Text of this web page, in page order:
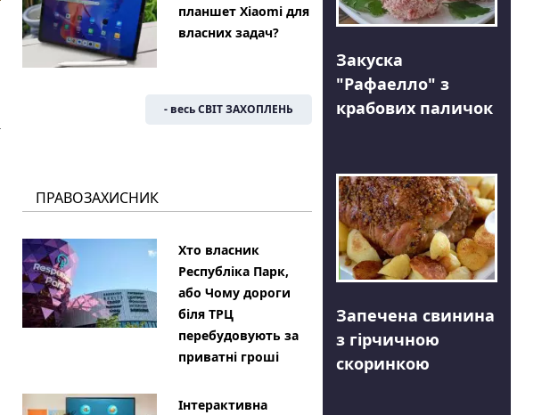
планшет Xiaomi для
власних задач?
- весь СВІТ ЗАХОПЛЕНЬ
ПРАВОЗАХИСНИК
Хто власник
Республіка Парк,
або Чому дороги
біля ТРЦ
перебудовують за
приватні гроші
Інтерактивна
Закуска
"Рафаелло" з
крабових паличок
Запечена свинина
з гірчичною
скоринкою